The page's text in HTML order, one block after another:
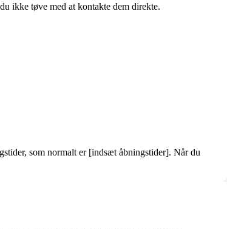
ikke tøve med at kontakte dem direkte.
som normalt er [indsæt åbningstider]. Når du